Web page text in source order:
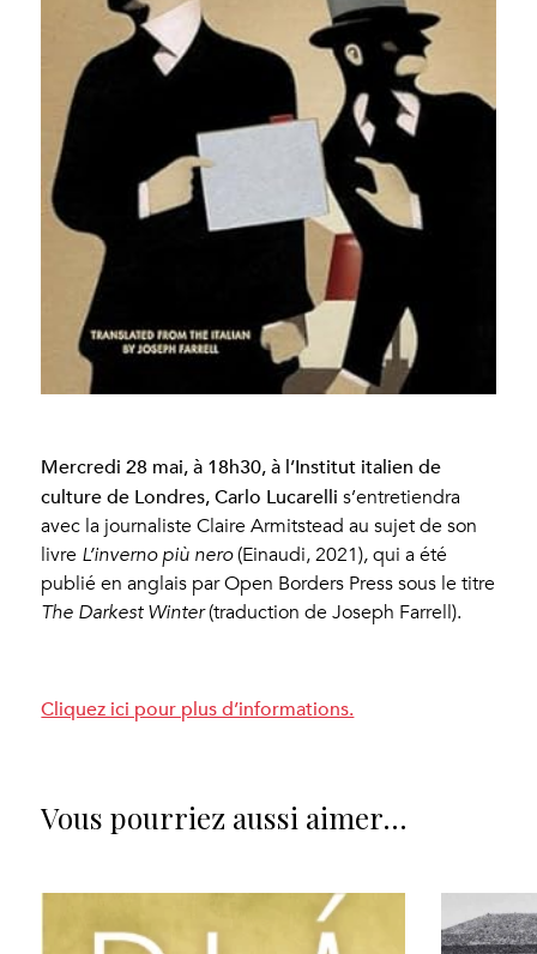
Mercredi 28 mai, à 18h30, à l’Institut italien de
culture de Londres, Carlo Lucarellis’entretiendra
avec la journaliste Claire Armitstead au sujet de son
livre L’inverno più nero(Einaudi, 2021),qui a été
publié en anglais par Open Borders Press sous le titre
The Darkest Winter(traduction de Joseph Farrell).
Cliquez ici pour plus d’informations.
Vous pourriez aussi aimer…